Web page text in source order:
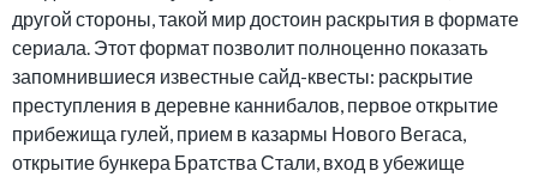
другой стороны, такой мир достоин раскрытия в формате
сериала. Этот формат позволит полноценно показать
запомнившиеся известные сайд-квесты: раскрытие
преступления в деревне каннибалов, первое открытие
прибежища гулей, прием в казармы Нового Вегаса,
открытие бункера Братства Стали, вход в убежище